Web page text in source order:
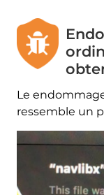
Le
ressemble un